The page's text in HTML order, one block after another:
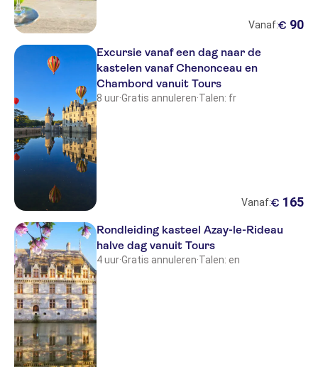
Vanaf:€ 90
Excursie vanaf een dag naar de
kastelen vanaf Chenonceau en
Chambord vanuit Tours
8 uur·Gratis annuleren·Talen: fr
Vanaf:€ 165
Rondleiding kasteel Azay-le-Rideau
halve dag vanuit Tours
4 uur·Gratis annuleren·Talen: en